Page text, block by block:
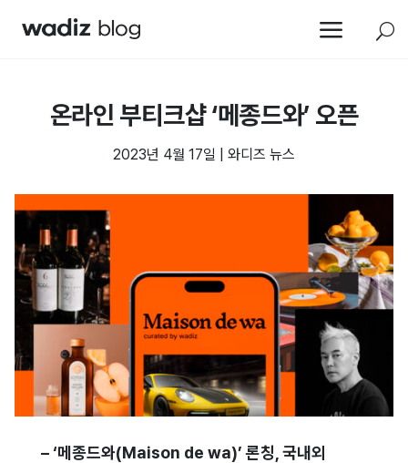
a U
온라인 부티크샵 ‘메종드와’ 오픈
2023년 4월 17일 와디즈 뉴스
– ‘메종드와(Maison de wa)’ 론칭, 국내외